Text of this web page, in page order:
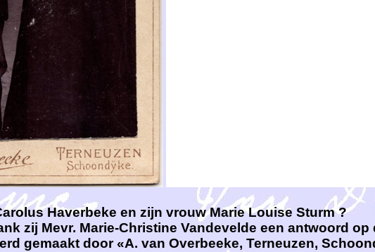
Haverbeke en zijn vrouw Marie Louise Sturm ?
zij Mevr. Marie-Christine Vandevelde een antwoord op
gemaakt door «A. van Overbeeke, Terneuzen,